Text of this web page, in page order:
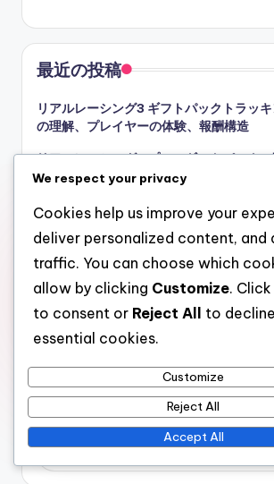
最近の投稿
リアルレーシング3 ギフトパックトラッ
の理解、プレイヤーの体験、報酬構造
リアルレーシング3 プロモギフトパック
期間限定の提供、プレイヤー特典
リアルレーシング3のプロモギフトパック
跡、報酬の最大化、プレイヤー戦略
リアルレーシング3の期間限定イベント賞
リアルレーシング3の期間限定イベント賞
車両、特別な通貨、プレイヤー報酬
We respect your privacy
Cookies help us improve your
deliver personalized content, and
traffic. You can choose which
allow by clicking Customize. Click
to consent or Reject All
to
essential cookies.
Customize
Reject All
Accept All